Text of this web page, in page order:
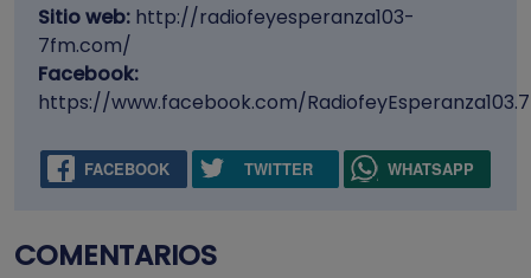
Sitio web: http://radiofeyesperanza103-
7fm.com/
Facebook:
https://www.facebook.com/RadiofeyEsperanza103.7
FACEBOOK TWITTER WHATSAPP
COMENTARIOS